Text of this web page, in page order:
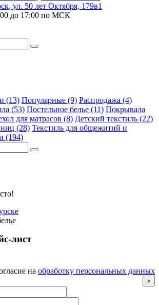
, ул. 50 лет Октября, 179в1
до 17:00 по МСК
(13) Популярные (9) Распродажа (4)
(53) Постельное белье (11) Покрывала
для матрасов (8) Детский текстиль (22)
(28) Текстиль для общежитий и
(194)
лист
на обработку персональных данных
×